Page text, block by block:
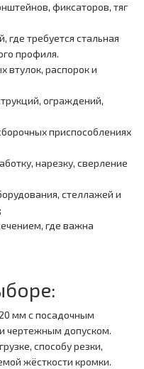
фиксаторов, тяг
где требуется стальная
профиля.
втулок, распорок и
ограждений,
приспособлениях
нарезку, сверление
стеллажей и
где важна
мм с посадочным
чертежным допуском.
способу резки,
жёсткости кромки.